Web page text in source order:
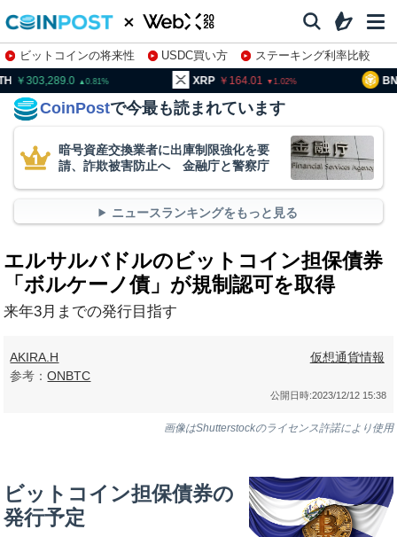
ビットコインの将来性 USDC買い方
ステーキング利率比較
株特集・関連銘柄
0.81 XRP 164.01 1.02 BNB
CoinPostで今最も読まれています
暗号資産交換業者に出庫制限強化を要
請、詐欺被害防止へ 金融庁と警察庁
ニュースランキングをもっと見る
エルサルバドルのビットコイン担保債券
「ボルケーノ債」が規制認可を取得
来年3月までの発行目指す
AKIRA.H
参考：ONBTC
仮想通貨情報
公開日時:2023/12/12 15:38
画像はShutterstockのライセンス許諾により使用
ビットコイン担保債券の
発行予定